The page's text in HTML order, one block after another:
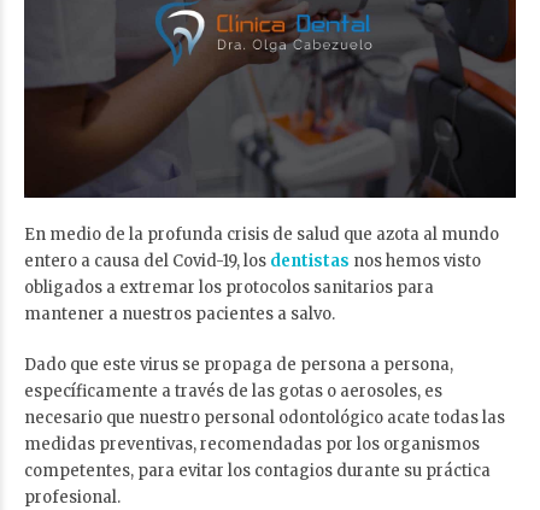
En medio de la profunda crisis de salud que azota al mundo
entero a causa del Covid-19, los dentistas nos hemos visto
obligados a extremar los protocolos sanitarios para
mantener a nuestros pacientes a salvo.
Dado que este virus se propaga de persona a persona,
específicamente a través de las gotas o aerosoles, es
necesario que nuestro personal odontológico acate todas las
medidas preventivas, recomendadas por los organismos
competentes, para evitar los contagios durante su práctica
profesional.